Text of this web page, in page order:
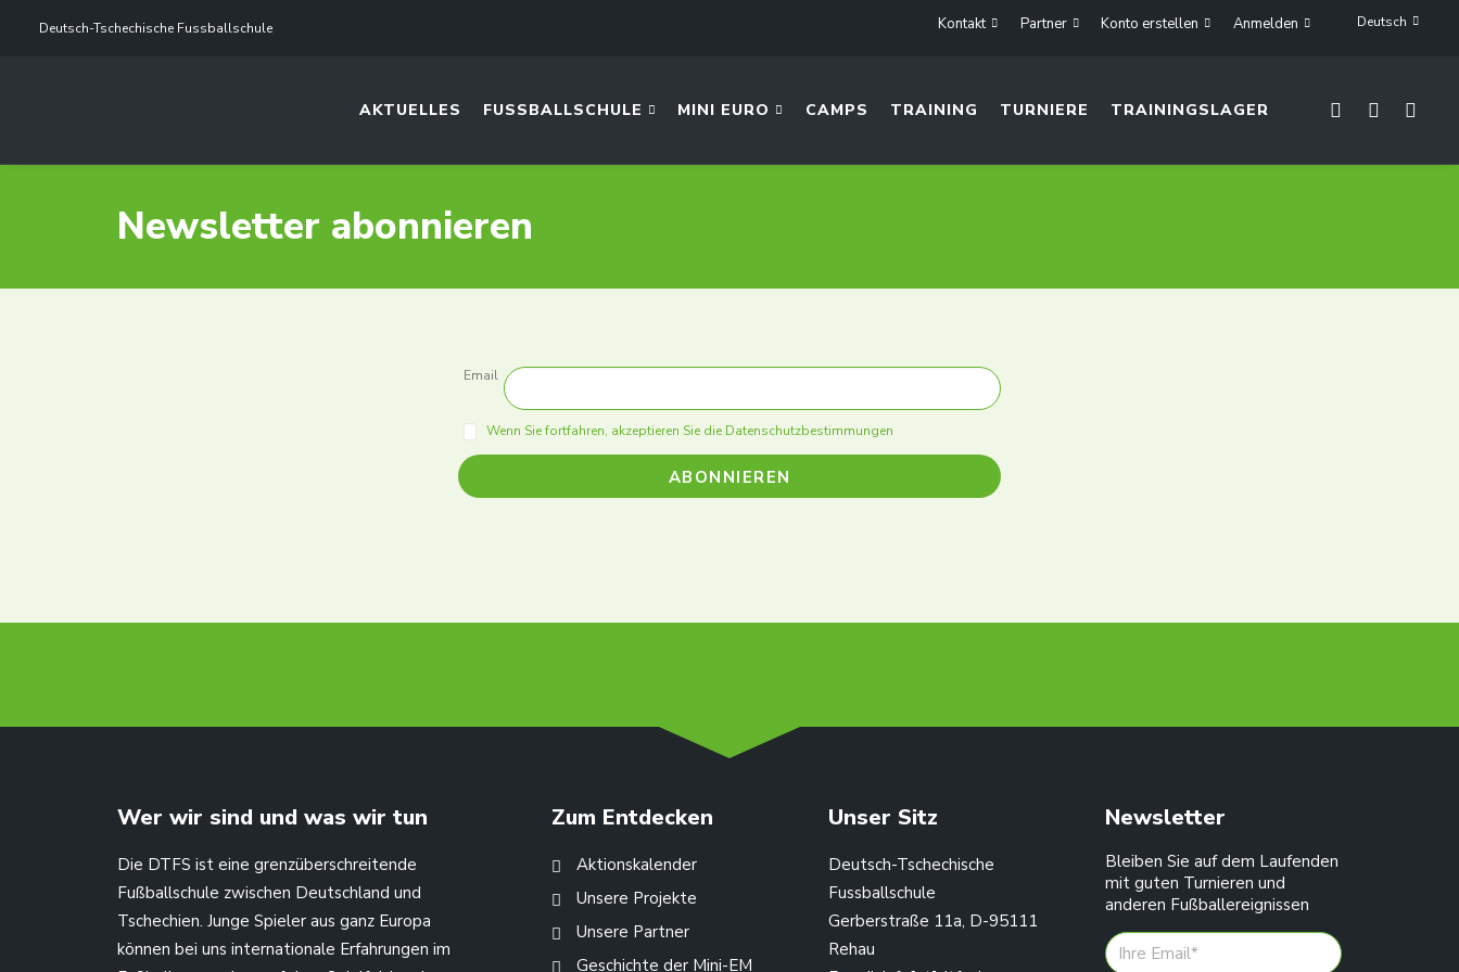
Deutsch-Tschechische Fussballschule Kontakt Partner Konto erstellen Anmelden Deutsch
AKTUELLES FUSSBALLSCHULE MINI EURO CAMPS TRAINING TURNIERE TRAININGSLAGER
Newsletter abonnieren
Email
Wenn Sie fortfahren, akzeptieren Sie die Datenschutzbestimmungen
Wer wir sind und was wir tun
Die DTFS ist eine grenzüberschreitende
Fußballschule zwischen Deutschland und
Tschechien. Junge Spieler aus ganz Europa
können bei uns internationale Erfahrungen im
Zum Entdecken
Aktionskalender
Unsere Projekte
Unsere Partner
Geschichte der Mini-EM
Unser Sitz
Deutsch-Tschechische
Fussballschule
Gerberstraße 11a, D-95111
Rehau
Newsletter
Bleiben Sie auf dem Laufenden
mit guten Turnieren und
anderen Fußballereignissen